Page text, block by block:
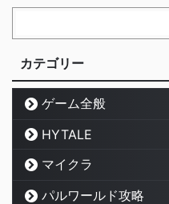
カテゴリー
ゲーム全般
HYTALE
マイクラ
パルワールド攻略